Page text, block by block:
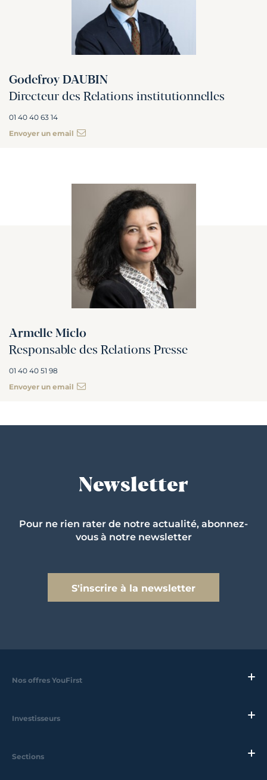
Godefroy DAUBIN
Directeur des Relations institutionnelles
01 40 40 63 14
Envoyer un email
Armelle Miclo
Responsable des Relations Presse
01 40 40 51 98
Envoyer un email
Newsletter
Pour ne rien rater de notre actualité, abonnez-
vous à notre newsletter
S'inscrire à la newsletter
Nos offres YouFirst
Investisseurs
Sections